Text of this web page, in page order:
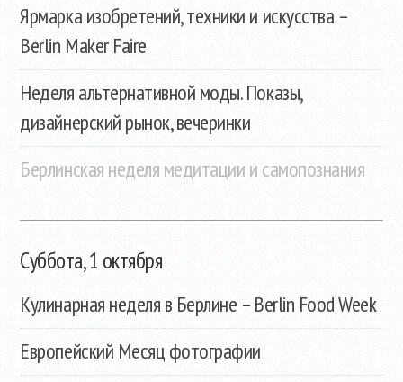
Ярмарка изобретений, техники и искусства –
Berlin Maker Faire
Неделя альтернативной моды. Показы,
дизайнерский рынок, вечеринки
Берлинская неделя медитации и самопознания
Суббота, 1 октября
Кулинарная неделя в Берлине – Berlin Food Week
Европейский Месяц фотографии